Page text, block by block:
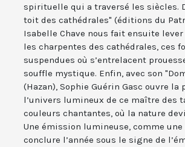
spirituelle qui a traversé les siècles.
toit des cathédrales" (éditions du
Isabelle Chave nous fait ensuite lever
les charpentes des cathédrales, ces
suspendues où s’entrelacent
souffle mystique. Enfin, avec son
(Hazan), Sophie Guérin Gasc ouvre la
l’univers lumineux de ce maître des
couleurs chantantes, où la nature
Une émission lumineuse, comme
conclure l’année sous le signe de